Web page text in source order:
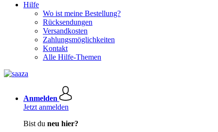
Hilfe
Wo ist meine Bestellung?
Rücksendungen
Versandkosten
Zahlungsmöglichkeiten
Kontakt
Alle Hilfe-Themen
Anmelden
Jetzt anmelden
Bist du neu hier?